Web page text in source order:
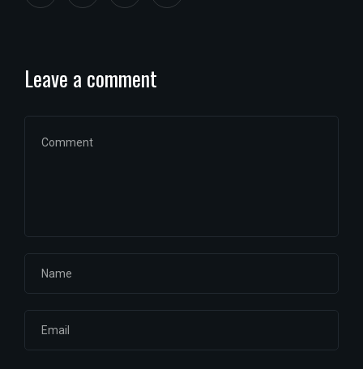
Leave a comment